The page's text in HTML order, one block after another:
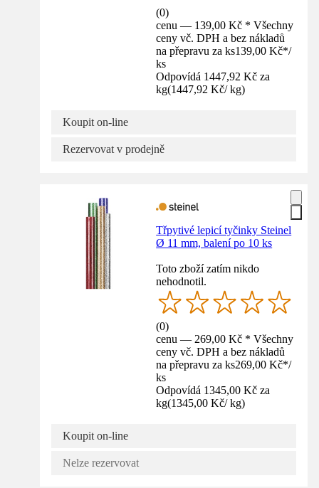
(0)
cenu — 139,00 Kč * Všechny
ceny vč. DPH a bez nákladů
na přepravu za ks139,00 Kč*/
ks
Odpovídá 1447,92 Kč za
kg(1447,92 Kč/ kg)
Koupit on-line
Rezervovat v prodejně
Třpytivé lepicí tyčinky Steinel
Ø 11 mm, balení po 10 ks
Toto zboží zatím nikdo
nehodnotil.
(0)
cenu — 269,00 Kč * Všechny
ceny vč. DPH a bez nákladů
na přepravu za ks269,00 Kč*/
ks
Odpovídá 1345,00 Kč za
kg(1345,00 Kč/ kg)
Koupit on-line
Nelze rezervovat